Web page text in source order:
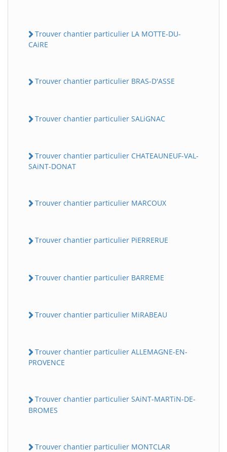
Trouver chantier particulier LA MOTTE-DU-
CAiRE
Trouver chantier particulier BRAS-D'ASSE
Trouver chantier particulier SALiGNAC
Trouver chantier particulier CHATEAUNEUF-VAL-
SAiNT-DONAT
Trouver chantier particulier MARCOUX
Trouver chantier particulier PiERRERUE
Trouver chantier particulier BARREME
Trouver chantier particulier MiRABEAU
Trouver chantier particulier ALLEMAGNE-EN-
PROVENCE
Trouver chantier particulier SAiNT-MARTiN-DE-
BROMES
Trouver chantier particulier MONTCLAR